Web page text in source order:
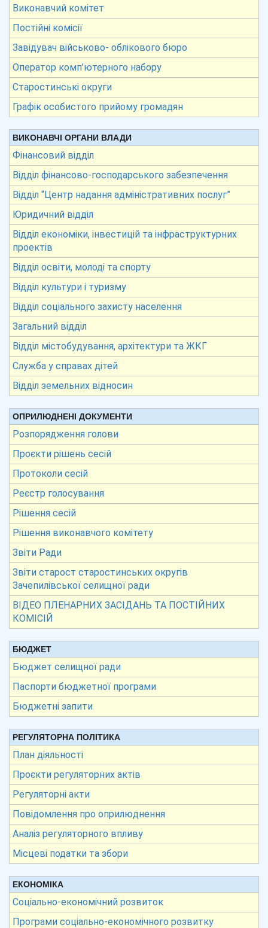
Виконавчий комітет
Постійні комісії
Завідувач військово- облікового бюро
Оператор комп’ютерного набору
Старостинські округи
Графік особистого прийому громадян
ВИКОНАВЧІ ОРГАНИ ВЛАДИ
Фінансовий відділ
Відділ фінансово-господарського забезпечення
Відділ “Центр надання адміністративних послуг”
Юридичний відділ
Відділ економіки, інвестицій та інфраструктурних
проектів
Відділ освіти, молоді та спорту
Відділ культури і туризму
Відділ соціального захисту населення
Загальний відділ
Відділ містобудування, архітектури та ЖКГ
Служба у справах дітей
Відділ земельних відносин
ОПРИЛЮДНЕНІ ДОКУМЕНТИ
Розпорядження голови
Проєкти рішень сесій
Протоколи сесій
Реєстр голосування
Рішення сесій
Рішення виконавчого комітету
Звіти Ради
Звіти старост старостинських округів
Зачепилівської селищної ради
ВІДЕО ПЛЕНАРНИХ ЗАСІДАНЬ ТА ПОСТІЙНИХ
КОМІСІЙ
БЮДЖЕТ
Бюджет селищної ради
Паспорти бюджетної програми
Бюджетні запити
РЕГУЛЯТОРНА ПОЛІТИКА
План діяльності
Проєкти регуляторних актів
Регуляторні акти
Повідомлення про оприлюднення
Аналіз регуляторного впливу
Місцеві податки та збори
ЕКОНОМІКА
Соціально-економічний розвиток
Програми соціально-економічного розвитку